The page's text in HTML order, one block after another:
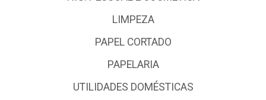
LIMPEZA
PAPEL CORTADO
PAPELARIA
UTILIDADES DOMÉSTICAS